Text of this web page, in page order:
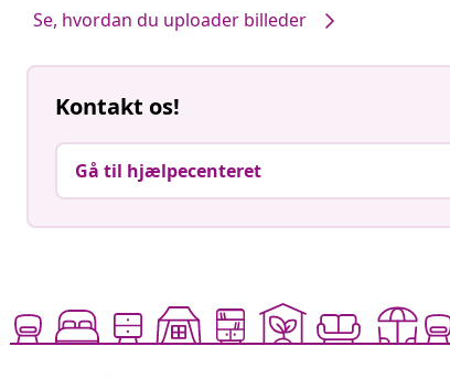
Se, hvordan du uploader billeder
Kontakt os!
Gå til hjælpecenteret